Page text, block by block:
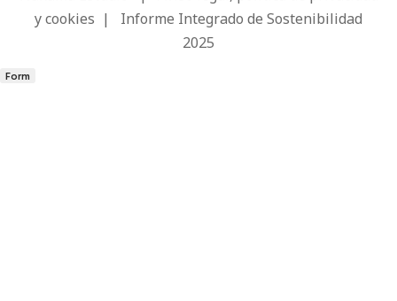
y cookies | Informe Integrado de Sostenibilidad
2025
Form